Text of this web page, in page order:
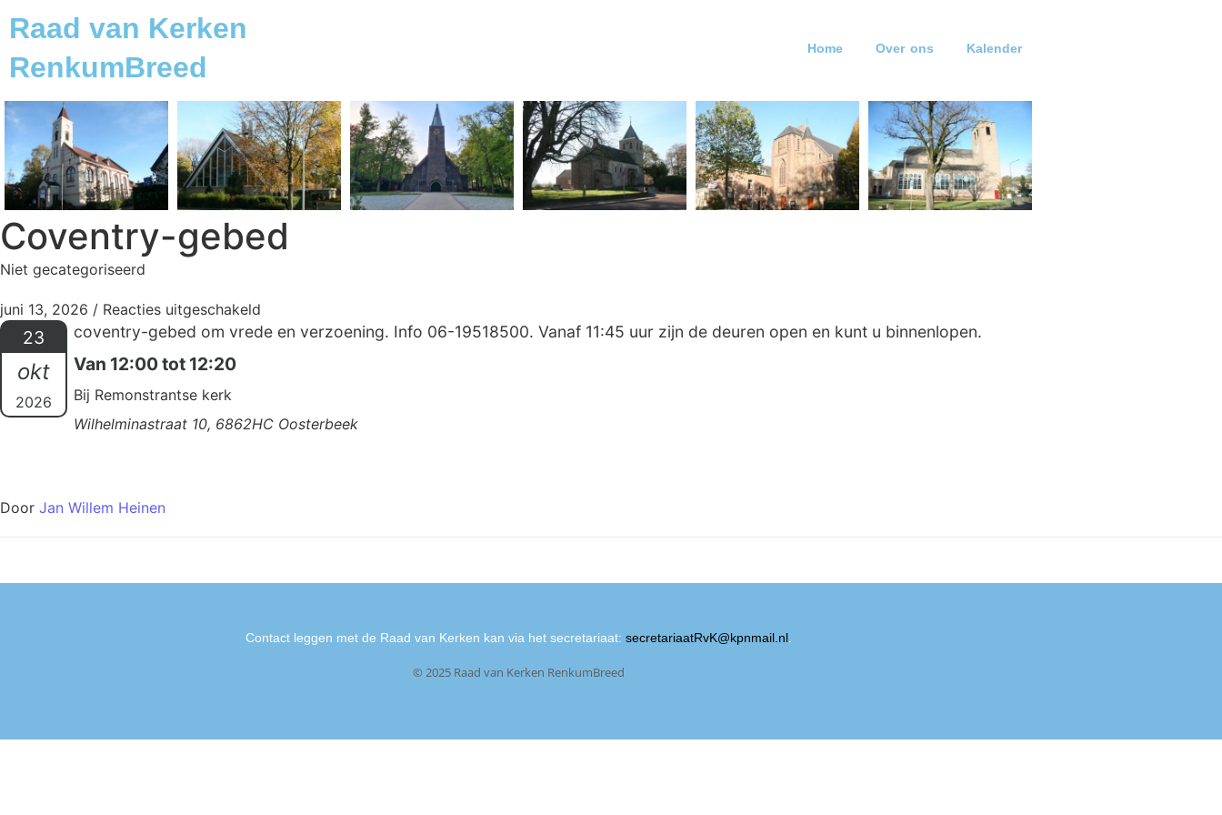
Raad van Kerken
RenkumBreed
Home Over ons Kalender
Coventry-gebed
Niet gecategoriseerd
juni 13, 2026 / Reacties uitgeschakeld
23
okt
2026
coventry-gebed om vrede en verzoening. Info 06-19518500. Vanaf 11:45 uur zijn de deuren open en kunt u binnenlopen.
Van 12:00 tot 12:20
Bij Remonstrantse kerk
Wilhelminastraat 10, 6862HC Oosterbeek
Door Jan Willem Heinen
Contact leggen met de Raad van Kerken kan via het secretariaat: secretariaatRvK@kpnmail.nl.
© 2025 Raad van Kerken RenkumBreed